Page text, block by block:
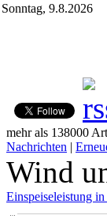
Sonntag, 9.8.2026
mehr als 138000
Nachrichten |
Wind
Einspeiseleistung
…